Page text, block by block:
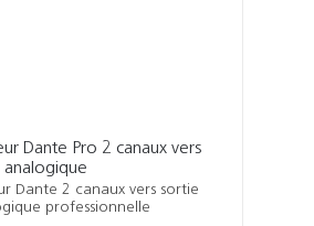
Dante Pro 2 canaux vers
Dante 2 canaux vers sortie
professionnelle